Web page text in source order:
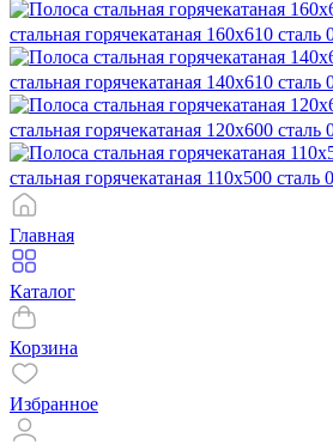
стальная горячекатаная 160х610 сталь
стальная горячекатаная 140х610 сталь
стальная горячекатаная 120х600 сталь
стальная горячекатаная 110х500 сталь
Главная
Каталог
Корзина
Избранное